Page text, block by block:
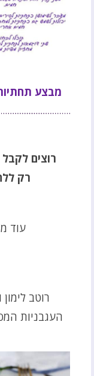
מבצע
רוצים לקבל
רק
עוד
רוטב
העגבניות